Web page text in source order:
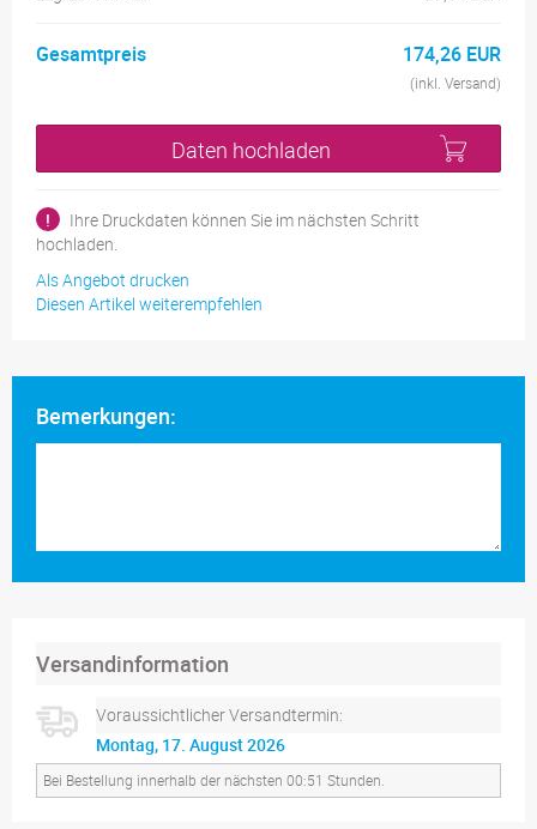
Gesamtpreis 174,26 EUR
(inkl. Versand)
Daten hochladen
!
Ihre Druckdaten können Sie im nächsten Schritt
hochladen.
Als Angebot drucken
Diesen Artikel weiterempfehlen
Bemerkungen:
Versandinformation
Voraussichtlicher Versandtermin:
Montag, 17. August 2026
Bei Bestellung innerhalb der nächsten 00:51 Stunden.